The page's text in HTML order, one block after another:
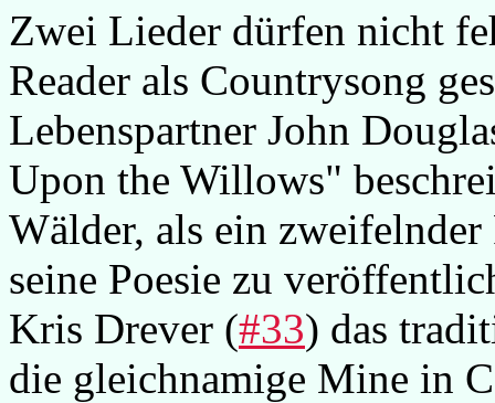
Zwei Lieder dürfen nicht
Reader als Countrysong
Lebenspartner John
Upon the Willows"
Wälder, als ein
seine Poesie zu
Kris Drever (#33) das
die gleichnamige Mine in